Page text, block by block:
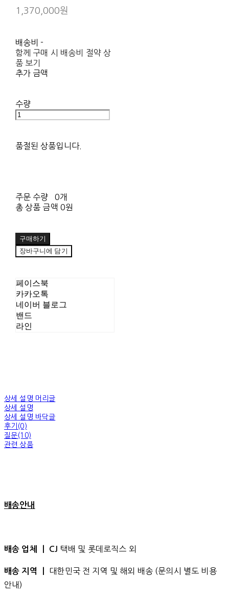
1,370,000원
배송비-
함께 구매 시 배송비 절약 상
품 보기
추가 금액
수량
품절된 상품입니다.
주문 수량
0개
총 상품 금액 0원
구매하기
장바구니에 담기
페이스북
카카오톡
네이버 블로그
밴드
라인
상세 설명 머리글
상세 설명
상세 설명 바닥글
후기(0)
질문(10)
관련 상품
배송안내
배송 업체 ㅣ CJ 택배 및 롯데로직스 외
배송 지역 ㅣ 대한민국 전 지역 및 해외 배송 (문의시 별도 비용
안내)